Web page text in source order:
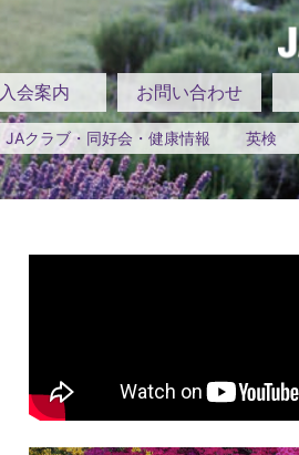
入会案内 お問い合わせ
JAクラブ・同好会・健康情報 英検